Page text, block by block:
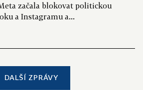
začala blokovat politickou
a Instagramu a...
DALŠÍ ZPRÁVY